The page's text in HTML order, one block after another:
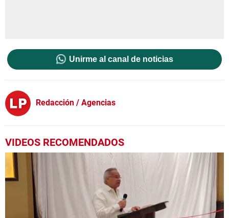
Unirme al canal de noticias
Redacción / Agencias
VIDEOS RECOMENDADOS